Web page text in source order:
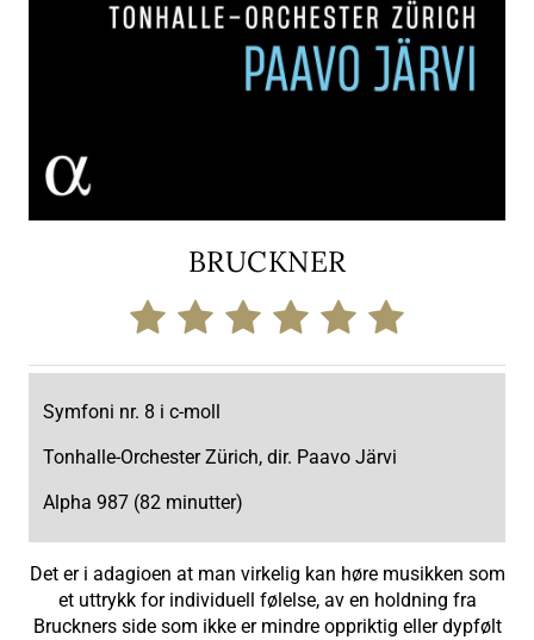
BRUCKNER
Symfoni nr. 8 i c-moll
Tonhalle-Orchester Zürich, dir. Paavo Järvi
Alpha 987 (82 minutter)
Det er i adagioen at man virkelig kan høre musikken som
et uttrykk for individuell følelse, av en holdning fra
Bruckners side som ikke er mindre oppriktig eller dypfølt